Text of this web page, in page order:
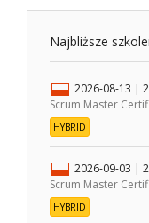
Najbliższe
2026-08-13 |
Scrum Master
HYBRID
2026-09-03 |
Scrum Master
HYBRID